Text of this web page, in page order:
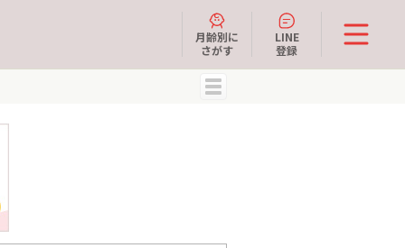
月齢別に
さがす
LINE
登録